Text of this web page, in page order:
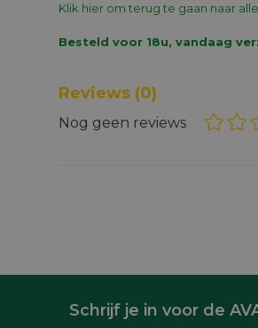
Klik hier om terug te gaan naar
Besteld voor 18u, vandaag
Reviews (0)
Nog geen reviews
Schrijf je in voor de